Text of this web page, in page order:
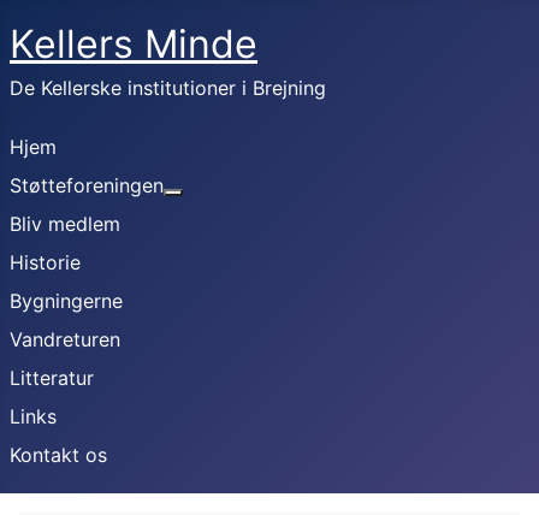
Kellers Minde
De Kellerske institutioner i Brejning
Hjem
Støtteforeningen
Bliv medlem
Historie
Bygningerne
Vandreturen
Litteratur
Links
Kontakt os